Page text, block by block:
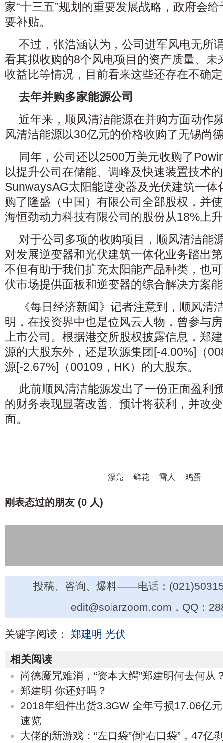
家“十三五”规划的重要发展战略，政府会
要补贴。
不过，张浩涵认为，公司进军风电无所
看其拟收购的8个风电项目的资产质量、未
收益比等情况，目前看来这些还存在不确
去年并购多家能源公司
近年来，顺风清洁能源在并购方面动作
风清洁能源以30亿元的价格收购了无锡尚
同年，公司还以2500万美元收购了
以提升公司在储能、调峰及快速装置技术
SunwaysAG太阳能逆变器及光伏建筑一体
购了隆盛（中国）有限公司全部股权，并
海恒劲动力科技有限公司的股份从18%上
对于公司多项的收购项目，顺风清洁能
对发展逆变器和光伏建筑一体化业务踏出
不但有助于我们扩充太阳能产品种类，也
伏市场提供面板和逆变器的综合解决方案
《每日经济新闻》记者注意到，顺风清
明，在投资界中也是位风云人物，曾参与
上市公司。根据港交所股权披露信息，郑
源的大股东外，还是玖源集团[-4.00%]（
源[-2.67%]（00109，HK）的大股东。
此前顺风清洁能源发出了一份正面盈利
的财务表现显著改善、预计将获利，并改
面。
漂亮 鲜花 雷人 鸡蛋
刚表态过的朋友 (0 人)
投稿、咨询、爆料——电话：
edit@solarzoom.com，QQ：
关键字阅读： 郑建明 光伏
相关阅读
尚德魔咒难消，“资本大鳄”郑建明何去何从
郑建明 你还好吗？
2018年组件出货3.3GW 全年亏损17.06亿
速览
大佬的新游戏：“左口袋”倒“右口袋”，47亿